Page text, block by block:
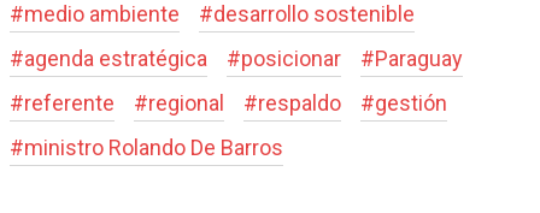
#medio ambiente #desarrollo sostenible
#agenda estratégica #posicionar #Paraguay
#referente #regional #respaldo #gestión
#ministro Rolando De Barros